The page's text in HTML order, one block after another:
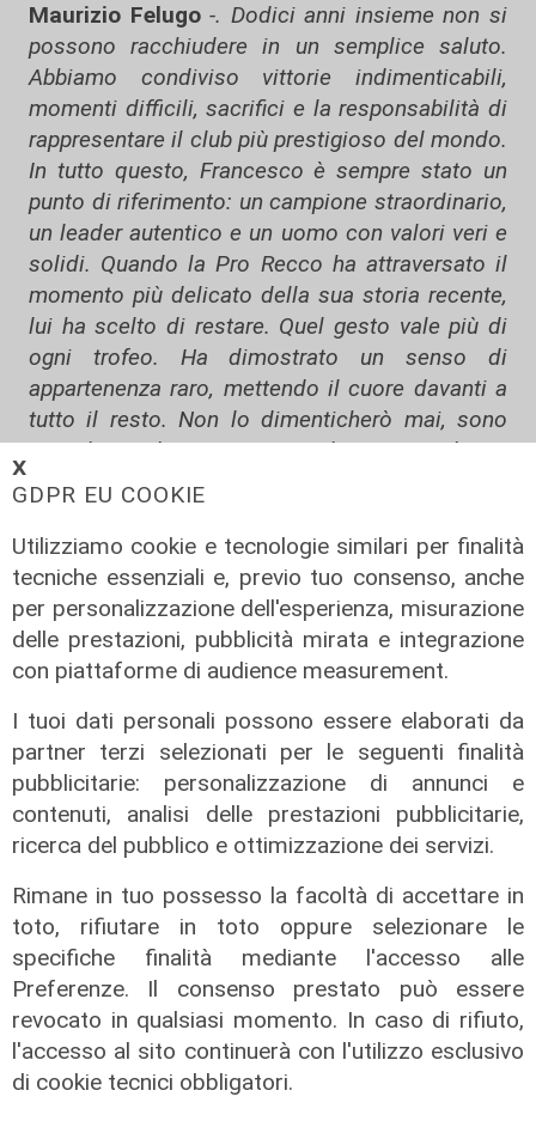
𝗫
GDPR EU COOKIE
Utilizziamo cookie e tecnologie similari per finalità
tecniche essenziali e, previo tuo consenso, anche
per personalizzazione dell'esperienza, misurazione
delle prestazioni, pubblicità mirata e integrazione
con piattaforme di audience measurement.
I tuoi dati personali possono essere elaborati da
partner terzi selezionati per le seguenti finalità
pubblicitarie: personalizzazione di annunci e
contenuti, analisi delle prestazioni pubblicitarie,
ricerca del pubblico e ottimizzazione dei servizi.
Rimane in tuo possesso la facoltà di accettare in
toto, rifiutare in toto oppure selezionare le
specifiche finalità mediante l'accesso alle
Preferenze. Il consenso prestato può essere
revocato in qualsiasi momento. In caso di rifiuto,
l'accesso al sito continuerà con l'utilizzo esclusivo
di cookie tecnici obbligatori.
Maurizio Felugo-. Dodici anni insieme non si
possono racchiudere in un semplice saluto.
Abbiamo condiviso vittorie indimenticabili,
momenti difficili, sacrifici e la responsabilità di
rappresentare il club più prestigioso del mondo.
In tutto questo, Francesco è sempre stato un
punto di riferimento: un campione straordinario,
un leader autentico e un uomo con valori veri e
solidi. Quando la Pro Recco ha attraversato il
momento più delicato della sua storia recente,
lui ha scelto di restare. Quel gesto vale più di
ogni trofeo. Ha dimostrato un senso di
appartenenza raro, mettendo il cuore davanti a
tutto il resto. Non lo dimenticherò mai, sono
orgoglioso di essere stato il suo presidente.
Salutiamo un atleta che ha scritto pagine
saputo incarnare lo spirito della Pro Recco ogni
giorno, dentro e fuori dall'acqua. A nome di
tutta la società posso dirgli soltanto grazie.
Grazie per ogni gol, per ogni battaglia, per ogni
vittoria ma soprattutto per l'esempio che ha
con lui questo percorso. Le nostre strade oggi
si dividono, ma il legame che Di Fulvio ha
costruito con questi colori non finirà mai. Spero
che il futuro gli riservi le stesse emozioni che
lui ha regalato a tutti noi in questi anni
insieme”.
Per restare sempre aggiornati sulle principali
notizie sulla Liguria seguiteci sul canale
Telenord, su
Whatsapp, suInstagram,su
Youtubee suFacebook.
Tags: